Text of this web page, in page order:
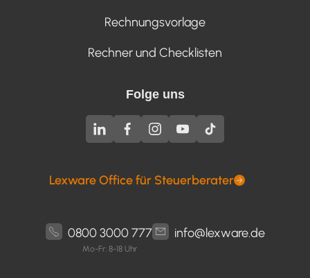
Rechnungsvorlage
Rechner und Checklisten
Folge uns
Lexware Office für Steuerberater
0800 3000 777
Mo-Fr: 8-18 Uhr
info@lexware.de